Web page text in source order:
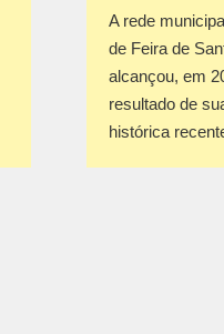
A rede
de Feira de
alcançou, em
resultado de
histórica